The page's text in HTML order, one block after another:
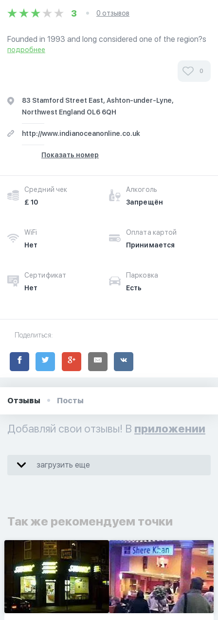
3 0 отзывов
Founded in 1993 and long considered one of the region?s
leading Indian restaurants, winning awards such as: Top
подробнее
0
83 Stamford Street East, Ashton-under-Lyne,
Northwest England OL6 6QH
http://www.indianoceanonline.co.uk
Показать номер
Средний чек
£ 10
Алкоголь
Запрещён
WiFi
Нет
Оплата картой
Принимается
Сертификат
Нет
Парковка
Есть
Поделиться:
Отзывы Посты
Добавляй свои отзывы! В приложении
загрузить еще
Так же рекомендуем точки